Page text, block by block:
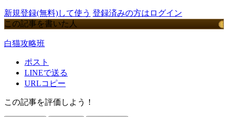
新規登録(無料)して使う 登録済みの方はログイン
この記事を書いた人
白猫攻略班
ポスト
LINEで送る
URLコピー
この記事を評価しよう！